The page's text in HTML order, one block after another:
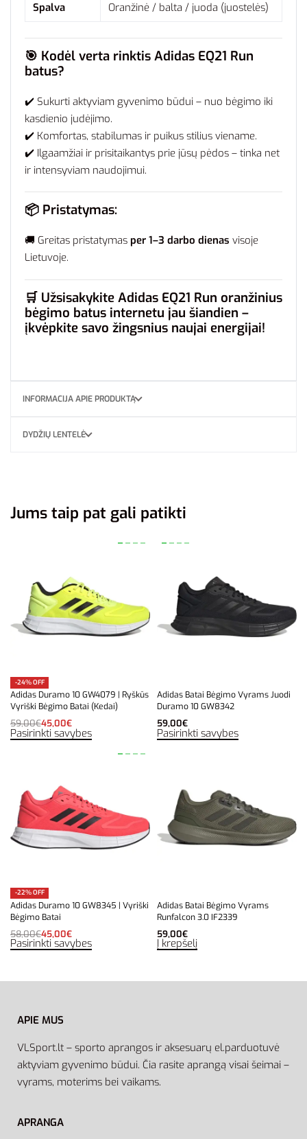
Spalva Oranžinė / balta / juoda (juostelės)
🎯 Kodėl verta rinktis Adidas EQ21 Run
batus?
✔️ Sukurti aktyviam gyvenimo būdui – nuo bėgimo iki
kasdienio judėjimo.
✔️ Komfortas, stabilumas ir puikus stilius viename.
✔️ Ilgaamžiai ir prisitaikantys prie jūsų pėdos – tinka net
ir intensyviam naudojimui.
📦 Pristatymas:
🚚 Greitas pristatymas per 1–3 darbo dienas visoje
Lietuvoje.
🛒 Užsisakykite Adidas EQ21 Run oranžinius
bėgimo batus internetu jau šiandien –
įkvėpkite savo žingsnius naujai energijai!
INFORMACIJA APIE PRODUKTĄ
DYDŽIŲ LENTELĖ
Jums taip pat gali patikti
-24% OFF
Adidas Duramo 10 GW4079 | Ryškūs
Vyriški Bėgimo Batai (Kedai)
59,00€45,00€
Pasirinkti savybes
Adidas Batai Bėgimo Vyrams Juodi
Duramo 10 GW8342
59,00€
Pasirinkti savybes
-22% OFF
Adidas Duramo 10 GW8345 | Vyriški
Bėgimo Batai
58,00€45,00€
Pasirinkti savybes
Adidas Batai Bėgimo Vyrams
Runfalcon 3.0 IF2339
59,00€
Į krepšelį
APIE MUS
VLSport.lt – sporto aprangos ir aksesuarų el.parduotuvė
aktyviam gyvenimo būdui. Čia rasite aprangą visai šeimai –
vyrams, moterims bei vaikams.
APRANGA